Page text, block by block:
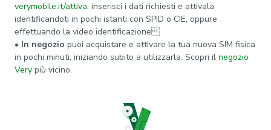
verymobile.it/attiva, inserisci i dati richiesti e attivala
identificandoti in pochi istanti con SPID o CIE, oppure
effettuando la video identificazione
• In negozio puoi acquistare e attivare la tua nuova SIM fisica
in pochi minuti, iniziando subito a utilizzarla. Scopri il negozio
Very più vicino.